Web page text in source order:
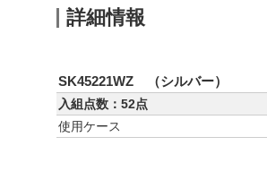
詳細情報
SK45221WZ （シルバー）
入組点数：52点
使用ケース